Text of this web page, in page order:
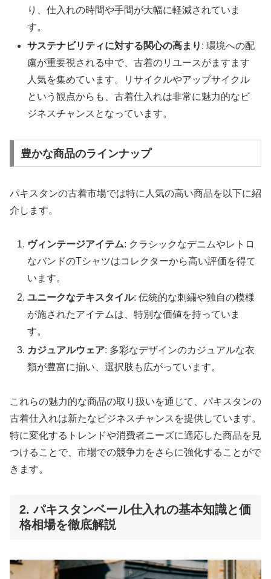
り、仕入れの時間や手間が大幅に軽減されていま
す。
サステナビリティに対する関心の高まり : 環境への配
慮が重要視される中で、古着のリユースがますます
人気を集めています。リサイクルやアップサイクル
という観点からも、古着仕入れは非常に魅力的なビ
ジネスチャンスとなっています。
豊かな商品のラインナップ
パキスタンの古着市場では特に人気の高い商品を以下に紹
介します。
ヴィンテージアイテム: クラシックなデニムやレトロ
なバンドのTシャツはコレクターから高い評価を得て
います。
ユニークなテキスタイル: 伝統的な刺繍や独自の模様
が施されたアイテムは、特別な価値を持っていま
す。
カジュアルウェア: 多彩なデザインのカジュアルな衣
類が豊富に揃い、選択肢も広がっています。
これらの魅力的な商品の取り扱いを通じて、パキスタンの
古着仕入れは新たなビジネスチャンスを提供しています。
特に変化するトレンドや消費者ニーズに適応した商品を見
つけることで、市場での競争力をさらに強化することがで
きます。
2. パキスタンベール仕入れの基本知識と価
格相場を徹底解説